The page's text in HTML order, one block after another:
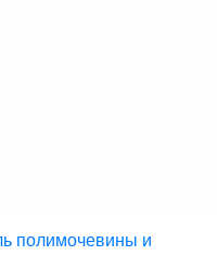
полимочевины и